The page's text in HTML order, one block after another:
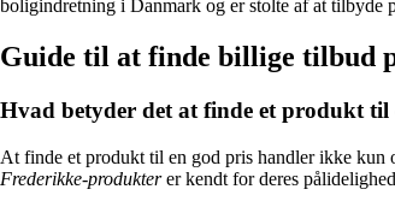
boligindretning i Danmark og er stolte af at tilbyde
Guide til at finde billige tilbud
Hvad betyder det at finde et produkt til
At finde et produkt til en god pris handler ikke kun
Frederikke-produkterer kendt for deres